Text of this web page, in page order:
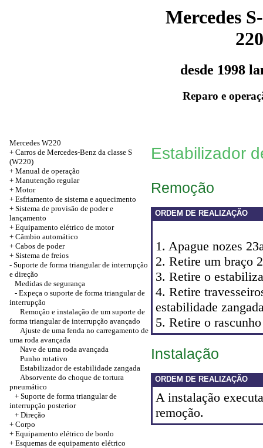
Mercedes
220
desde 1998
Reparo e
Mercedes W220
+ Carros de Mercedes-Benz da classe S
(W220)
+ Manual de operação
+ Manutenção regular
+ Motor
+ Esfriamento de sistema e aquecimento
+ Sistema de provisão de poder e
lançamento
+ Equipamento elétrico de motor
+ Câmbio automático
+ Cabos de poder
+ Sistema de freios
- Suporte de forma triangular de interrupção
e direção
Medidas de segurança
- Expeça o suporte de forma triangular de
interrupção
Remoção e instalação de um suporte de
forma triangular de interrupção avançado
Ajuste de uma fenda no carregamento de
uma roda avançada
Nave de uma roda avançada
Punho rotativo
Estabilizador de estabilidade zangada
Absorvente do choque de tortura
pneumático
+ Suporte de forma triangular de
interrupção posterior
+ Direção
+ Corpo
+ Equipamento elétrico de bordo
+ Esquemas de equipamento elétrico
Estabilizador
Remoção
ORDEM DE REALIZAÇÃO
1. Apague nozes
2. Retire um braço
3. Retire o
4. Retire
estabilidade
5. Retire o
Instalação
ORDEM DE REALIZAÇÃO
A instalação
remoção.